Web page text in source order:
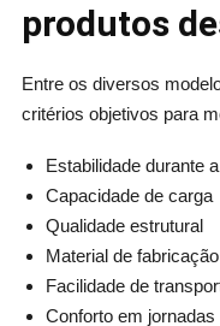
produtos
Entre os diversos
critérios objetivos para
Estabilidade durante
Capacidade de carga
Qualidade estrutural
Material de fabricação
Facilidade de
Conforto em jornadas